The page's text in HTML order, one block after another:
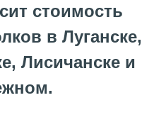
стоимость
в Луганске,
Лисичанске и